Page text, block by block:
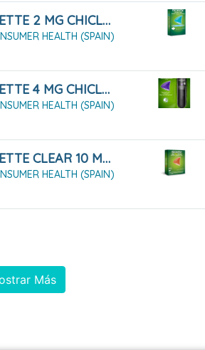
NICORETTE 2 MG CHICLES MEDICAMENTOSOS 210 CHICLES
HEALTH (SPAIN)
NICORETTE 4 MG CHICLES MEDICAMENTOSOS 30 CHICLES
HEALTH (SPAIN)
NICORETTE CLEAR 10 MG/16 HORAS 14 PARCHES
HEALTH (SPAIN)
Más